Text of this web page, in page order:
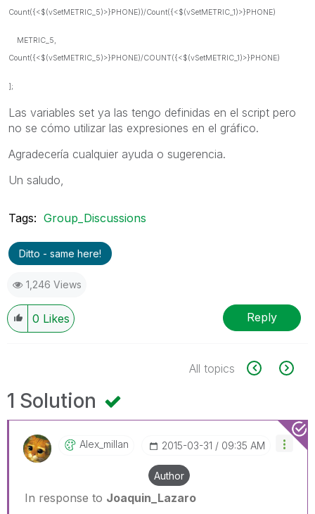
Count({<$(vSetMETRIC_5)>}PHONE))/Count({<$(vSetMETRIC_1)>}PHONE)
METRIC_5,
Count({<$(vSetMETRIC_5)>}PHONE)/COUNT({<$(vSetMETRIC_1)>}PHONE)
];
Las variables set ya las tengo definidas en el script pero
no se cómo utilizar las expresiones en el gráfico.
Agradecería cualquier ayuda o sugerencia.
Un saludo,
Tags: Group_Discussions
Ditto - same here!
1,246 Views
0 Likes Reply
All topics
1 Solution
Alex_millan ‎2015-03-31 09:35 AM
Author
In response to Joaquin_Lazaro